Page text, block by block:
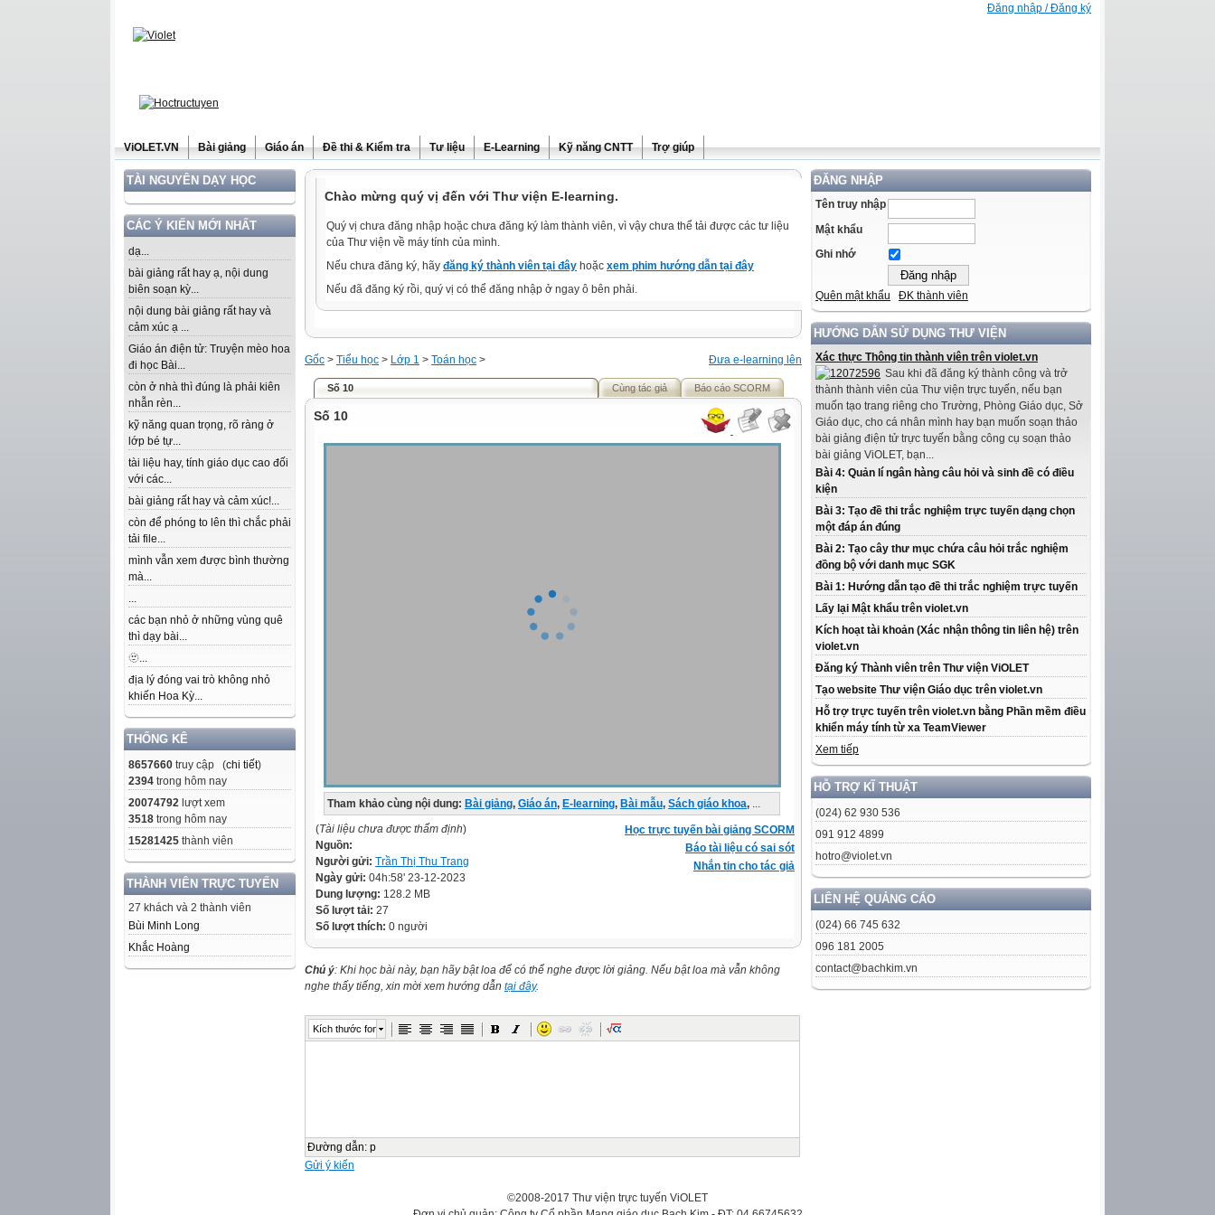
Đăng nhập / Đăng ký
ViOLET.VN Bài giảng Giáo án Đề thi & Kiểm tra Tư liệu E-Learning Kỹ năng CNTT Trợ giúp
TÀI NGUYÊN DẠY HỌC
CÁC Ý KIẾN MỚI NHẤT
dạ...
bài giảng rất hay ạ, nội dung
biên soạn kỳ...
nội dung bài giảng rất hay và
cảm xúc ạ ...
Giáo án điện tử: Truyện mèo hoa
đi học Bài...
còn ở nhà thì đúng là phải kiên
nhẫn rèn...
kỹ năng quan trọng, rõ ràng ở
lớp bé tự...
tài liệu hay, tính giáo dục cao đối
với các...
bài giảng rất hay và cảm xúc!...
còn để phóng to lên thì chắc phải
tải file...
mình vẫn xem được bình thường
mà...
...
các bạn nhỏ ở những vùng quê
thì dạy bài...
🫥...
địa lý đóng vai trò không nhỏ
khiến Hoa Kỳ...
THỐNG KÊ
8657660 truy cập (chi tiết)
2394 trong hôm nay
20074792 lượt xem
3518 trong hôm nay
15281425 thành viên
THÀNH VIÊN TRỰC TUYẾN
27 khách và 2 thành viên
Bùi Minh Long
Khắc Hoàng
ĐĂNG NHẬP
Tên truy nhập
Mật khẩu
Ghi nhớ
Quên mật khẩu ĐK thành viên
HƯỚNG DẪN SỬ DỤNG THƯ VIỆN
Xác thực Thông tin thành viên trên violet.vn
Sau khi đã đăng ký thành công và trở
thành thành viên của Thư viện trực tuyến, nếu bạn
muốn tạo trang riêng cho Trường, Phòng Giáo dục, Sở
Giáo dục, cho cá nhân mình hay bạn muốn soạn thảo
bài giảng điện tử trực tuyến bằng công cụ soạn thảo
bài giảng ViOLET, bạn...
Bài 4: Quản lí ngân hàng câu hỏi và sinh đề có điều
kiện
Bài 3: Tạo đề thi trắc nghiệm trực tuyến dạng chọn
một đáp án đúng
Bài 2: Tạo cây thư mục chứa câu hỏi trắc nghiệm
đồng bộ với danh mục SGK
Bài 1: Hướng dẫn tạo đề thi trắc nghiệm trực tuyến
Lấy lại Mật khẩu trên violet.vn
Kích hoạt tài khoản (Xác nhận thông tin liên hệ) trên
violet.vn
Đăng ký Thành viên trên Thư viện ViOLET
Tạo website Thư viện Giáo dục trên violet.vn
Hỗ trợ trực tuyến trên violet.vn bằng Phần mềm điều
khiển máy tính từ xa TeamViewer
Xem tiếp
HỖ TRỢ KĨ THUẬT
(024) 62 930 536
091 912 4899
hotro@violet.vn
LIÊN HỆ QUẢNG CÁO
(024) 66 745 632
096 181 2005
contact@bachkim.vn
Chào mừng quý vị đến với Thư viện E-learning.
Quý vị chưa đăng nhập hoặc chưa đăng ký làm thành viên, vì vậy chưa thể tải được các tư liệu
của Thư viện về máy tính của mình.
Nếu chưa đăng ký, hãy đăng ký thành viên tại đây hoặc xem phim hướng dẫn tại đây
Nếu đã đăng ký rồi, quý vị có thể đăng nhập ở ngay ô bên phải.
Đưa e-learning lên
Gốc > Tiểu học > Lớp 1 > Toán học >
Số 10 Cùng tác giả Báo cáo SCORM
Số 10
Tham khảo cùng nội dung: Bài giảng, Giáo án, E-learning, Bài mẫu, Sách giáo khoa, ...
Học trực tuyến bài giảng SCORM
Báo tài liệu có sai sót
Nhắn tin cho tác giả
(Tài liệu chưa được thẩm định)
Nguồn:
Người gửi: Trần Thị Thu Trang
Ngày gửi: 04h:58' 23-12-2023
Dung lượng: 128.2 MB
Số lượt tải: 27
Số lượt thích: 0 người
Chú ý: Khi học bài này, bạn hãy bật loa để có thể nghe được lời giảng. Nếu bật loa mà vẫn không
nghe thấy tiếng, xin mời xem hướng dẫn tại đây.
Kích thước font
Đường dẫn: p
Gửi ý kiến
©2008-2017 Thư viện trực tuyến ViOLET